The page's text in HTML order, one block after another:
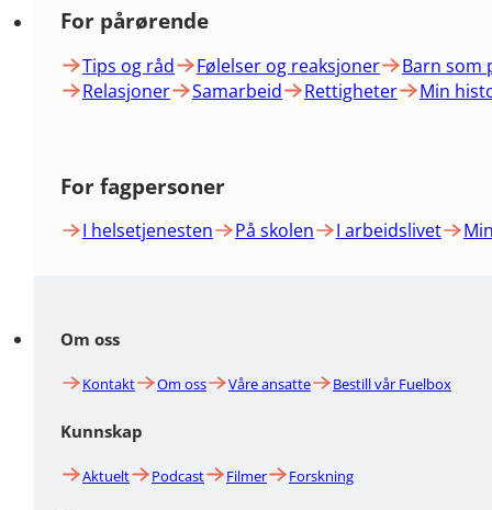
For pårørende
Tips og råd Følelser og reaksjoner
Barn som
Relasjoner
Samarbeid Rettigheter Min
For fagpersoner
I helsetjenesten På skolen I arbeidslivet
Om oss
Kontakt Om oss Våre ansatte Bestill vår Fuelbox
Kunnskap
Aktuelt Podcast Filmer Forskning